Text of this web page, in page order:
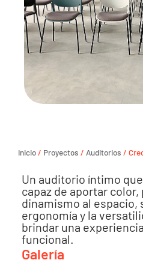
Inicio/ Proyectos / Auditorios /
Un auditorio íntimo
capaz de aportar
dinamismo al espacio,
ergonomía y la
brindar una
funcional.
Galería